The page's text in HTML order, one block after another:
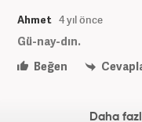
Ahmet 4 yıl önce
Gü-nay-dın.
Beğen
Daha